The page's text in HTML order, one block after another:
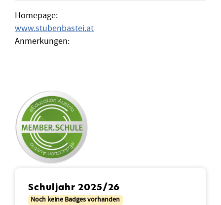
Homepage:
www.stubenbastei.at
Anmerkungen:
Schuljahr 2025/26
Noch keine Badges vorhanden